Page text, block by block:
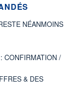
NÉANMOINS
CONFIRMATION /
& DES